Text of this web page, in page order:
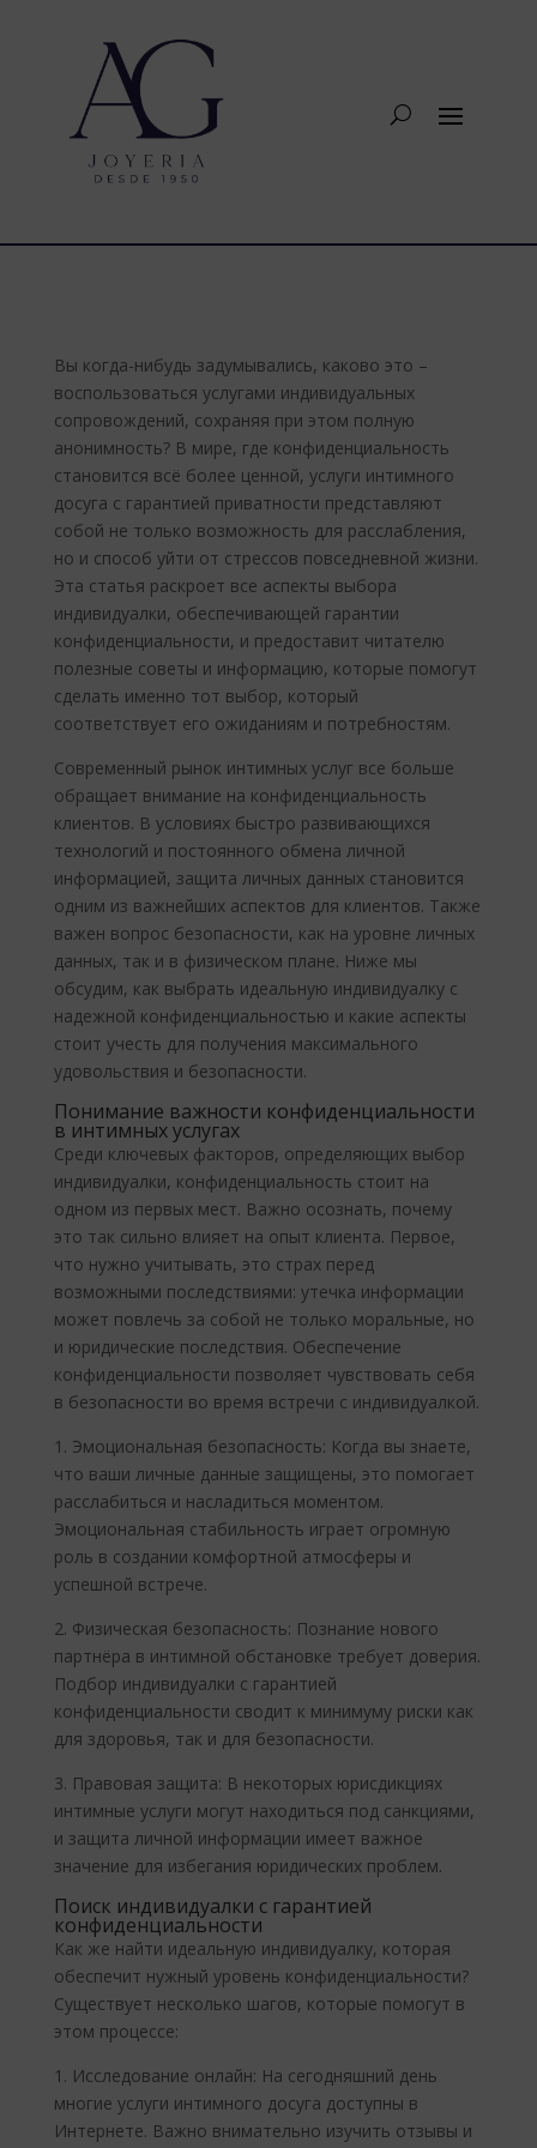
Вы когда-нибудь задумывались, каково это –
воспользоваться услугами индивидуальных
сопровождений, сохраняя при этом полную
анонимность? В мире, где конфиденциальность
становится всё более ценной, услуги интимного
досуга с гарантией приватности представляют
собой не только возможность для расслабления,
но и способ уйти от стрессов повседневной жизни.
Эта статья раскроет все аспекты выбора
индивидуалки, обеспечивающей гарантии
конфиденциальности, и предоставит читателю
полезные советы и информацию, которые помогут
сделать именно тот выбор, который
соответствует его ожиданиям и потребностям.
Современный рынок интимных услуг все больше
обращает внимание на конфиденциальность
клиентов. В условиях быстро развивающихся
технологий и постоянного обмена личной
информацией, защита личных данных становится
одним из важнейших аспектов для клиентов. Также
важен вопрос безопасности, как на уровне личных
данных, так и в физическом плане. Ниже мы
обсудим, как выбрать идеальную индивидуалку с
надежной конфиденциальностью и какие аспекты
стоит учесть для получения максимального
удовольствия и безопасности.
Понимание важности конфиденциальности
в интимных услугах
Среди ключевых факторов, определяющих выбор
индивидуалки, конфиденциальность стоит на
одном из первых мест. Важно осознать, почему
это так сильно влияет на опыт клиента. Первое,
что нужно учитывать, это страх перед
возможными последствиями: утечка информации
может повлечь за собой не только моральные, но
и юридические последствия. Обеспечение
конфиденциальности позволяет чувствовать себя
в безопасности во время встречи с индивидуалкой.
1. Эмоциональная безопасность: Когда вы знаете,
что ваши личные данные защищены, это помогает
расслабиться и насладиться моментом.
Эмоциональная стабильность играет огромную
роль в создании комфортной атмосферы и
успешной встрече.
2. Физическая безопасность: Познание нового
партнёра в интимной обстановке требует доверия.
Подбор индивидуалки с гарантией
конфиденциальности сводит к минимуму риски как
для здоровья, так и для безопасности.
3. Правовая защита: В некоторых юрисдикциях
интимные услуги могут находиться под санкциями,
и защита личной информации имеет важное
значение для избегания юридических проблем.
Поиск индивидуалки с гарантией
конфиденциальности
Как же найти идеальную индивидуалку, которая
обеспечит нужный уровень конфиденциальности?
Существует несколько шагов, которые помогут в
этом процессе:
1. Исследование онлайн: На сегодняшний день
многие услуги интимного досуга доступны в
Интернете. Важно внимательно изучить отзывы и